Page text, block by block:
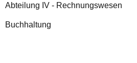
Abteilung IV - Rechnungswesen
Buchhaltung